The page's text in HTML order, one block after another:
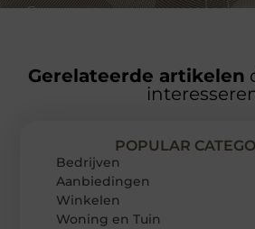
Gerelateerde artikelen
POPULAR
Bedrijven
Aanbiedingen
Winkelen
Woning en Tuin